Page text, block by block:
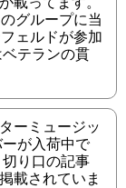
グループに当
ェルドが参加
テランの貫
ーミュージッ
が入荷中で
り口の記事
載されていま